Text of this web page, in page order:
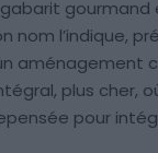
gourmand
nom l’indique,
aménagement
plus cher,
pour